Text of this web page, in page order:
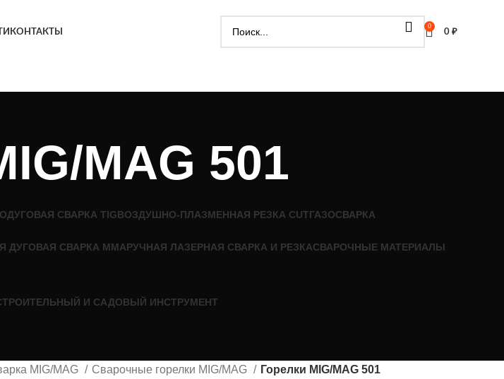
КОНТАКТЫ
0
0 ₽
MAG 501
СВАРКА TIGВОЗДУШНО-ПЛАЗМЕННАЯ РЕЗКА CUTГАЗОСВАРКА
ДУГОВАЯ СВАРКА MMAРУЧНАЯ ЛАЗЕРНАЯ СВАРКА И РЕЗКАСВАРОЧНЫЕ МАТЕРИАЛЫ
И САДОВЫЙ ИНСТРУМЕНТ
MIG/MAG Сварочные горелки MIG/MAG
Горелки MIG/MAG 501